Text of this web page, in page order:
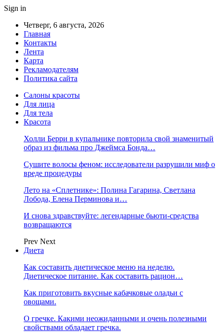
Sign in
Четверг, 6 августа, 2026
Главная
Контакты
Лента
Карта
Рекламодателям
Политика сайта
Салоны красоты
Для лица
Для тела
Красота
Холли Берри в купальнике повторила свой знаменитый
образ из фильма про Джеймса Бонда…
Сушите волосы феном: исследователи разрушили миф о
вреде процедуры
Лето на «Сплетнике»: Полина Гагарина, Светлана
Лобода, Елена Перминова и…
И снова здравствуйте: легендарные бьюти-средства
возвращаются
Prev Next
Диета
Как составить диетическое меню на неделю.
Диетическое питание. Как составить рацион…
Как приготовить вкусные кабачковые оладьи с
овощами.
О гречке. Какими неожиданными и очень полезными
свойствами обладает гречка.